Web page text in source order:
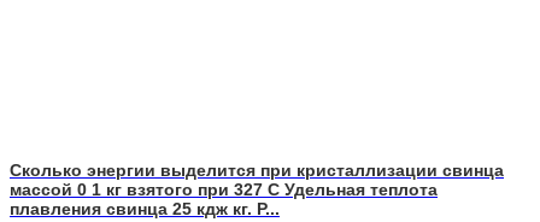
Сколько энергии выделится при кристаллизации свинца
массой 0 1 кг взятого при 327 С Удельная теплота
плавления свинца 25 кдж кг. Р...